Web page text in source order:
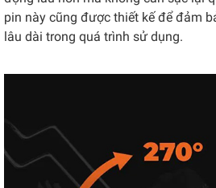
pin này cũng được thiết kế để đảm
lâu dài trong quá trình sử dụng.